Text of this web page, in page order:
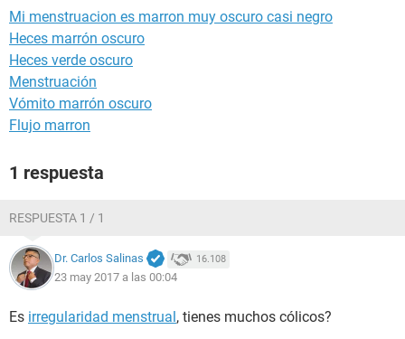
Mi menstruacion es marron muy oscuro casi negro
Heces marrón oscuro
Heces verde oscuro
Menstruación
Vómito marrón oscuro
Flujo marron
1 respuesta
RESPUESTA 1 / 1
Dr. Carlos Salinas 16.108
23 may 2017 a las 00:04
Es irregularidad menstrual, tienes muchos cólicos?